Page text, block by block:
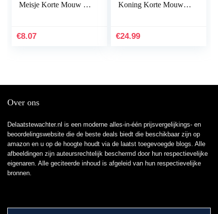
Meisje Korte Mouw T-
€8.07
Koning Korte Mouw
€24.99
Over ons
Delaatstewachter.nl is een moderne alles-in-één prijsvergelijkings- en
beoordelingswebsite die de beste deals biedt die beschikbaar zijn op
amazon en u op de hoogte houdt via de laatst toegevoegde blogs. Alle
afbeeldingen zijn auteursrechtelijk beschermd door hun respectievelijke
eigenaren. Alle geciteerde inhoud is afgeleid van hun respectievelijke
bronnen.